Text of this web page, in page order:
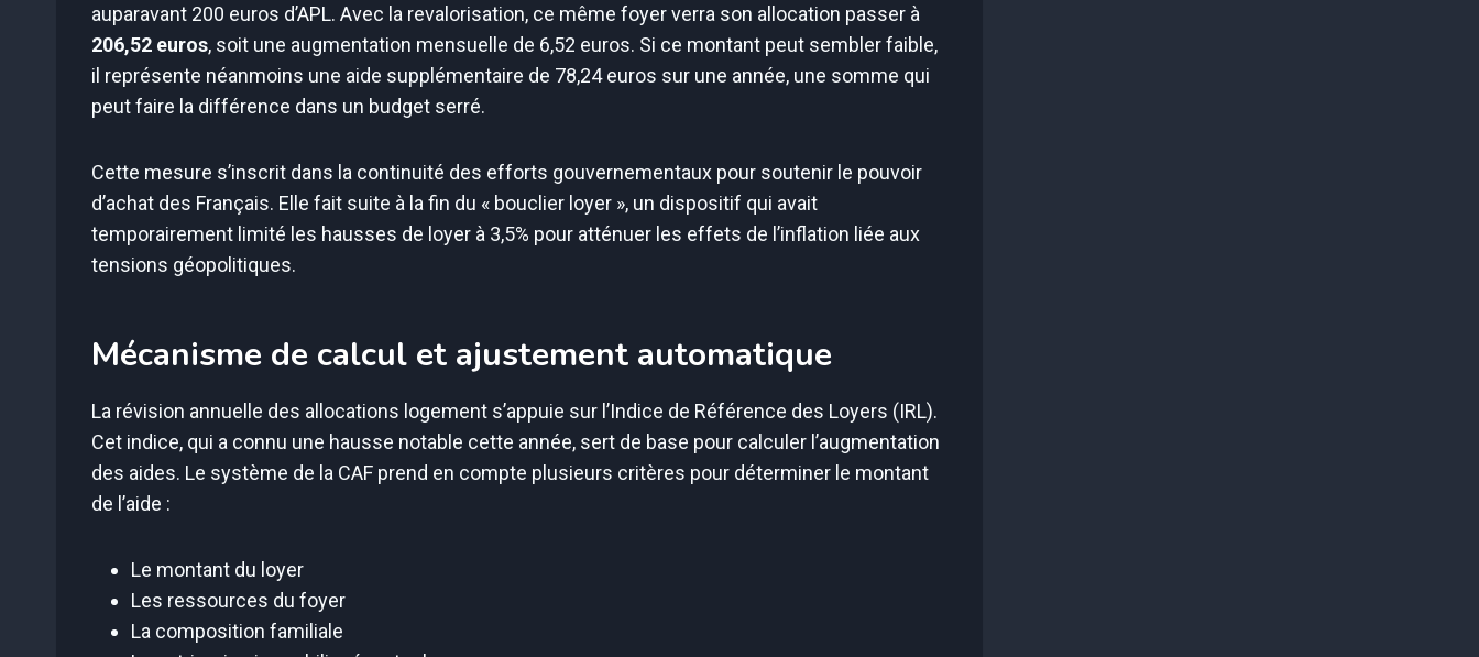
auparavant 200 euros d’APL. Avec la revalorisation, ce même foyer verra son allocation passer à
206,52 euros, soit une augmentation mensuelle de 6,52 euros. Si ce montant peut sembler faible,
il représente néanmoins une aide supplémentaire de 78,24 euros sur une année, une somme qui
peut faire la différence dans un budget serré.
Cette mesure s’inscrit dans la continuité des efforts gouvernementaux pour soutenir le pouvoir
d’achat des Français. Elle fait suite à la fin du « bouclier loyer », un dispositif qui avait
temporairement limité les hausses de loyer à 3,5% pour atténuer les effets de l’inflation liée aux
tensions géopolitiques.
Mécanisme de calcul et ajustement automatique
La révision annuelle des allocations logement s’appuie sur l’Indice de Référence des Loyers (IRL).
Cet indice, qui a connu une hausse notable cette année, sert de base pour calculer l’augmentation
des aides. Le système de la CAF prend en compte plusieurs critères pour déterminer le montant
de l’aide :
Le montant du loyer
Les ressources du foyer
La composition familiale